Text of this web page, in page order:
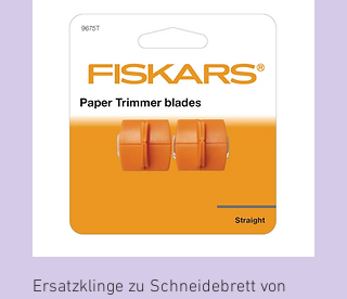
Ersatzklinge zu Schneidebrett von